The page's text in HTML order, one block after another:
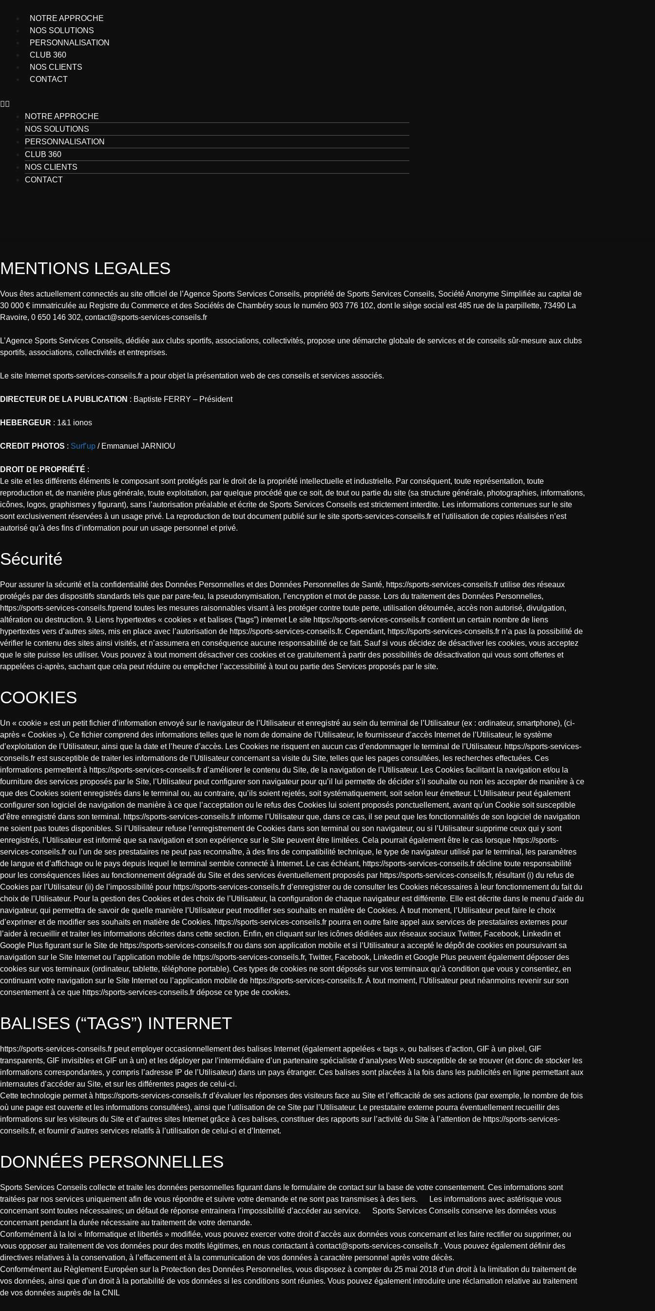
contenu
NOTRE APPROCHE
NOS SOLUTIONS
PERSONNALISATION
CLUB 360
NOS CLIENTS
CONTACT
NOTRE APPROCHE
NOS SOLUTIONS
PERSONNALISATION
CLUB 360
NOS CLIENTS
CONTACT
MENTIONS LEGALES
Vous êtes actuellement connectés au site officiel de l’Agence Sports Services Conseils, propriété de Sports Services Conseils, Société Anonyme Simplifiée au capital de
30 000 € immatriculée au Registre du Commerce et des Sociétés de Chambéry sous le numéro 903 776 102, dont le siège social est 485 rue de la parpillette, 73490 La
Ravoire, 0 650 146 302, contact@sports-services-conseils.fr
L’Agence Sports Services Conseils, dédiée aux clubs sportifs, associations, collectivités, propose une démarche globale de services et de conseils sûr-mesure aux clubs
sportifs, associations, collectivités et entreprises.
Le site Internet sports-services-conseils.fr a pour objet la présentation web de ces conseils et services associés.
DIRECTEUR DE LA PUBLICATION : Baptiste FERRY – Président
HEBERGEUR : 1&1 ionos
CREDIT PHOTOS : Surf’up / Emmanuel JARNIOU
DROIT DE PROPRIÉTÉ :
Le site et les différents éléments le composant sont protégés par le droit de la propriété intellectuelle et industrielle. Par conséquent, toute représentation, toute
reproduction et, de manière plus générale, toute exploitation, par quelque procédé que ce soit, de tout ou partie du site (sa structure générale, photographies, informations,
icônes, logos, graphismes y figurant), sans l’autorisation préalable et écrite de Sports Services Conseils est strictement interdite. Les informations contenues sur le site
sont exclusivement réservées à un usage privé. La reproduction de tout document publié sur le site sports-services-conseils.fr et l’utilisation de copies réalisées n’est
autorisé qu’à des fins d’information pour un usage personnel et privé.
Sécurité
Pour assurer la sécurité et la confidentialité des Données Personnelles et des Données Personnelles de Santé, https://sports-services-conseils.fr utilise des réseaux
protégés par des dispositifs standards tels que par pare-feu, la pseudonymisation, l’encryption et mot de passe. Lors du traitement des Données Personnelles,
https://sports-services-conseils.frprend toutes les mesures raisonnables visant à les protéger contre toute perte, utilisation détournée, accès non autorisé, divulgation,
altération ou destruction. 9. Liens hypertextes « cookies » et balises (“tags”) internet Le site https://sports-services-conseils.fr contient un certain nombre de liens
hypertextes vers d’autres sites, mis en place avec l’autorisation de https://sports-services-conseils.fr. Cependant, https://sports-services-conseils.fr n’a pas la possibilité de
vérifier le contenu des sites ainsi visités, et n’assumera en conséquence aucune responsabilité de ce fait. Sauf si vous décidez de désactiver les cookies, vous acceptez
que le site puisse les utiliser. Vous pouvez à tout moment désactiver ces cookies et ce gratuitement à partir des possibilités de désactivation qui vous sont offertes et
rappelées ci-après, sachant que cela peut réduire ou empêcher l’accessibilité à tout ou partie des Services proposés par le site.
COOKIES
Un « cookie » est un petit fichier d’information envoyé sur le navigateur de l’Utilisateur et enregistré au sein du terminal de l’Utilisateur (ex : ordinateur, smartphone), (ci-
après « Cookies »). Ce fichier comprend des informations telles que le nom de domaine de l’Utilisateur, le fournisseur d’accès Internet de l’Utilisateur, le système
d’exploitation de l’Utilisateur, ainsi que la date et l’heure d’accès. Les Cookies ne risquent en aucun cas d’endommager le terminal de l’Utilisateur. https://sports-services-
conseils.fr est susceptible de traiter les informations de l’Utilisateur concernant sa visite du Site, telles que les pages consultées, les recherches effectuées. Ces
informations permettent à https://sports-services-conseils.fr d’améliorer le contenu du Site, de la navigation de l’Utilisateur. Les Cookies facilitant la navigation et/ou la
fourniture des services proposés par le Site, l’Utilisateur peut configurer son navigateur pour qu’il lui permette de décider s’il souhaite ou non les accepter de manière à ce
que des Cookies soient enregistrés dans le terminal ou, au contraire, qu’ils soient rejetés, soit systématiquement, soit selon leur émetteur. L’Utilisateur peut également
configurer son logiciel de navigation de manière à ce que l’acceptation ou le refus des Cookies lui soient proposés ponctuellement, avant qu’un Cookie soit susceptible
d’être enregistré dans son terminal. https://sports-services-conseils.fr informe l’Utilisateur que, dans ce cas, il se peut que les fonctionnalités de son logiciel de navigation
ne soient pas toutes disponibles. Si l’Utilisateur refuse l’enregistrement de Cookies dans son terminal ou son navigateur, ou si l’Utilisateur supprime ceux qui y sont
enregistrés, l’Utilisateur est informé que sa navigation et son expérience sur le Site peuvent être limitées. Cela pourrait également être le cas lorsque https://sports-
services-conseils.fr ou l’un de ses prestataires ne peut pas reconnaître, à des fins de compatibilité technique, le type de navigateur utilisé par le terminal, les paramètres
de langue et d’affichage ou le pays depuis lequel le terminal semble connecté à Internet. Le cas échéant, https://sports-services-conseils.fr décline toute responsabilité
pour les conséquences liées au fonctionnement dégradé du Site et des services éventuellement proposés par https://sports-services-conseils.fr, résultant (i) du refus de
Cookies par l’Utilisateur (ii) de l’impossibilité pour https://sports-services-conseils.fr d’enregistrer ou de consulter les Cookies nécessaires à leur fonctionnement du fait du
choix de l’Utilisateur. Pour la gestion des Cookies et des choix de l’Utilisateur, la configuration de chaque navigateur est différente. Elle est décrite dans le menu d’aide du
navigateur, qui permettra de savoir de quelle manière l’Utilisateur peut modifier ses souhaits en matière de Cookies. À tout moment, l’Utilisateur peut faire le choix
d’exprimer et de modifier ses souhaits en matière de Cookies. https://sports-services-conseils.fr pourra en outre faire appel aux services de prestataires externes pour
l’aider à recueillir et traiter les informations décrites dans cette section. Enfin, en cliquant sur les icônes dédiées aux réseaux sociaux Twitter, Facebook, Linkedin et
Google Plus figurant sur le Site de https://sports-services-conseils.fr ou dans son application mobile et si l’Utilisateur a accepté le dépôt de cookies en poursuivant sa
navigation sur le Site Internet ou l’application mobile de https://sports-services-conseils.fr, Twitter, Facebook, Linkedin et Google Plus peuvent également déposer des
cookies sur vos terminaux (ordinateur, tablette, téléphone portable). Ces types de cookies ne sont déposés sur vos terminaux qu’à condition que vous y consentiez, en
continuant votre navigation sur le Site Internet ou l’application mobile de https://sports-services-conseils.fr. À tout moment, l’Utilisateur peut néanmoins revenir sur son
consentement à ce que https://sports-services-conseils.fr dépose ce type de cookies.
BALISES (“TAGS”) INTERNET
https://sports-services-conseils.fr peut employer occasionnellement des balises Internet (également appelées « tags », ou balises d’action, GIF à un pixel, GIF
transparents, GIF invisibles et GIF un à un) et les déployer par l’intermédiaire d’un partenaire spécialiste d’analyses Web susceptible de se trouver (et donc de stocker les
informations correspondantes, y compris l’adresse IP de l’Utilisateur) dans un pays étranger. Ces balises sont placées à la fois dans les publicités en ligne permettant aux
internautes d’accéder au Site, et sur les différentes pages de celui-ci.
Cette technologie permet à https://sports-services-conseils.fr d’évaluer les réponses des visiteurs face au Site et l’efficacité de ses actions (par exemple, le nombre de fois
où une page est ouverte et les informations consultées), ainsi que l’utilisation de ce Site par l’Utilisateur. Le prestataire externe pourra éventuellement recueillir des
informations sur les visiteurs du Site et d’autres sites Internet grâce à ces balises, constituer des rapports sur l’activité du Site à l’attention de https://sports-services-
conseils.fr, et fournir d’autres services relatifs à l’utilisation de celui-ci et d’Internet.
DONNÉES PERSONNELLES
Sports Services Conseils collecte et traite les données personnelles figurant dans le formulaire de contact sur la base de votre consentement. Ces informations sont
traitées par nos services uniquement afin de vous répondre et suivre votre demande et ne sont pas transmises à des tiers. Les informations avec astérisque vous
concernant sont toutes nécessaires; un défaut de réponse entrainera l’impossibilité d’accéder au service. Sports Services Conseils conserve les données vous
concernant pendant la durée nécessaire au traitement de votre demande.
Conformément à la loi « Informatique et libertés » modifiée, vous pouvez exercer votre droit d’accès aux données vous concernant et les faire rectifier ou supprimer, ou
vous opposer au traitement de vos données pour des motifs légitimes, en nous contactant à contact@sports-services-conseils.fr . Vous pouvez également définir des
directives relatives à la conservation, à l’effacement et à la communication de vos données à caractère personnel après votre décès.
Conformément au Règlement Européen sur la Protection des Données Personnelles, vous disposez à compter du 25 mai 2018 d’un droit à la limitation du traitement de
vos données, ainsi que d’un droit à la portabilité de vos données si les conditions sont réunies. Vous pouvez également introduire une réclamation relative au traitement
de vos données auprès de la CNIL